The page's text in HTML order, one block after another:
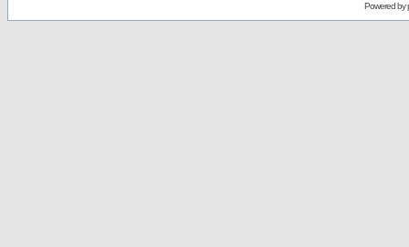
Powered by